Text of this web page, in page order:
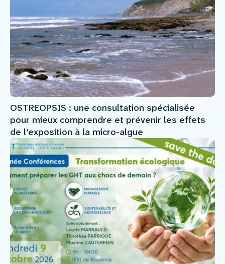
OSTREOPSIS : une consultation spécialisée
pour mieux comprendre et prévenir les effets
de l’exposition à la micro-algue